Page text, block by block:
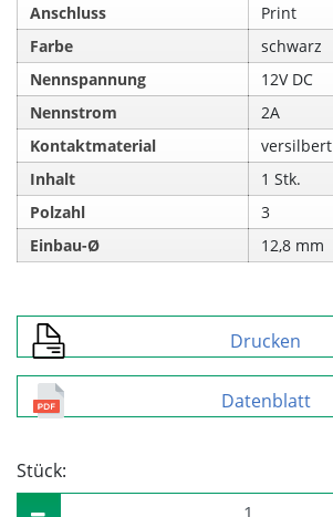
Anschluss
Print
Farbe
schwarz
Nennspannung
12V DC
Nennstrom
2A
Kontaktmaterial
versilbert
Inhalt
1 Stk.
Polzahl
3
Einbau-Ø
12,8 mm
Drucken
Datenblatt
Stück: